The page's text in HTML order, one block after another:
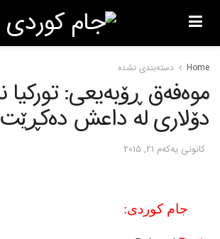
Home دسته‌بندی نشده
دۆلاری له‌ داعش ده‌کڕێت
كانونی یه‌كه‌م 21, 2015
جام کوردی: